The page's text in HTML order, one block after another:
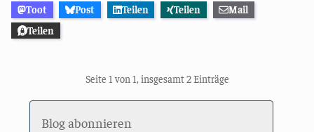
Toot
Post Teilen Teilen
Mail
Teilen
Seite 1 von 1, insgesamt 2 Einträge
Blog abonnieren